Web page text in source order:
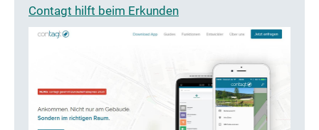
Contagt hilft beim Erkunden